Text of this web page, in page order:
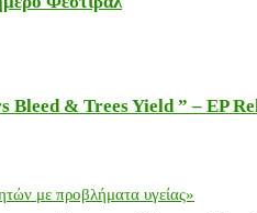
Bleed & Trees Yield ” – EP
με προβλήματα υγείας»